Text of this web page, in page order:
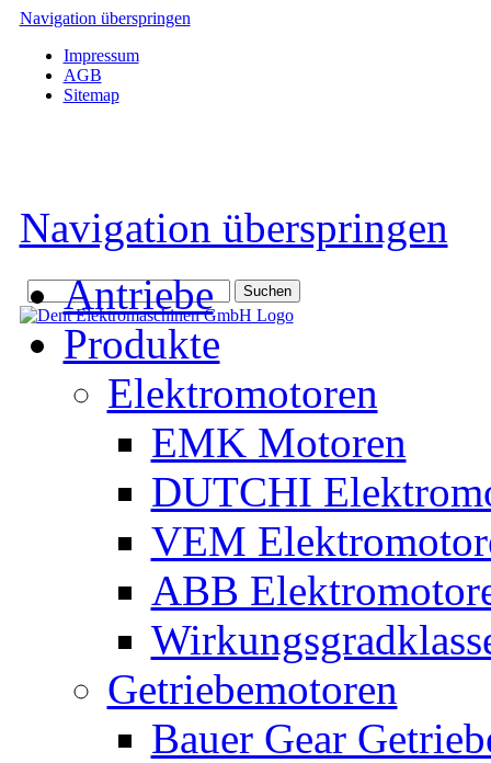
Navigation überspringen
Impressum
AGB
Sitemap
Navigation überspringen
Antriebe
Produkte
Elektromotoren
EMK Motoren
DUTCHI
VEM
ABB
Getriebemotoren
Bauer Gear